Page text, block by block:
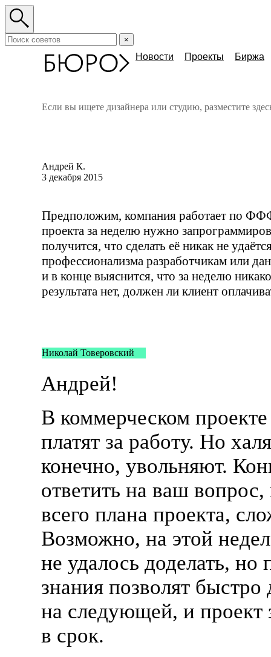
×
Новости Проекты Биржа
Если вы ищете дизайнера или студию, разместите
Андрей К.
3 декабря 2015
Предположим, компания работает по
проекта за неделю нужно
получится, что сделать её никак не
профессионализма разработчикам или
и в конце выяснится, что за неделю
результата нет, должен ли клиент
Николай Товеровский
Андрей!
В коммерческом
платят за работу. Но
конечно, увольняют.
ответить на ваш вопрос,
всего плана проекта,
Возможно, на этой
не удалось доделать, но
знания позволят быстро
на следующей, и проект
в срок.